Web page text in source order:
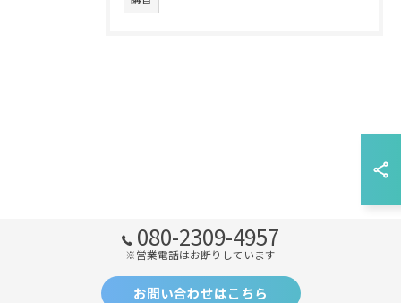
080-2309-4957
※営業電話はお断りしています
お問い合わせはこちら